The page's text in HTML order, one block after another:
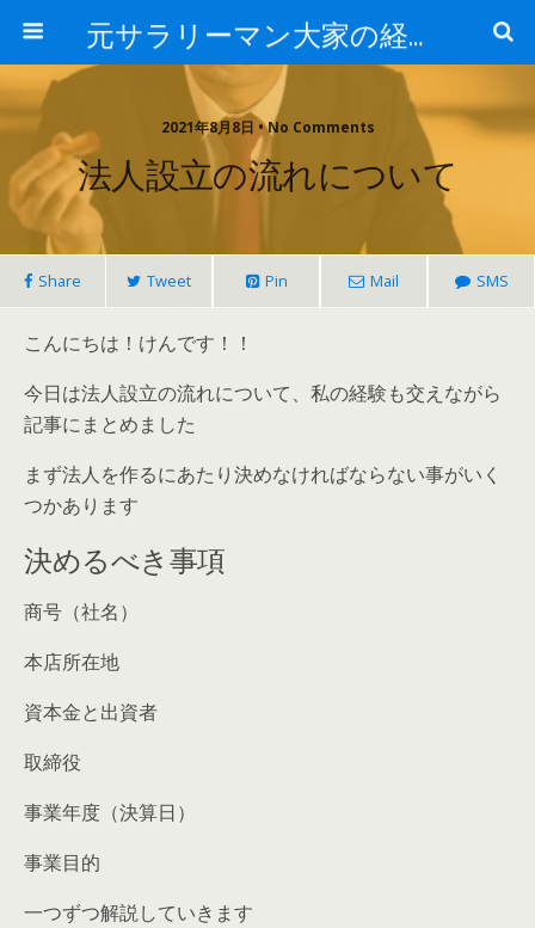
元サラリーマン大家の経済的自由への道
2021年8月8日 • No Comments
法人設立の流れについて
Share Tweet Pin Mail SMS
こんにちは！けんです！！
今日は法人設立の流れについて、私の経験も交えながら
記事にまとめました
まず法人を作るにあたり決めなければならない事がいく
つかあります
決めるべき事項
商号（社名）
本店所在地
資本金と出資者
取締役
事業年度（決算日）
事業目的
一つずつ解説していきます